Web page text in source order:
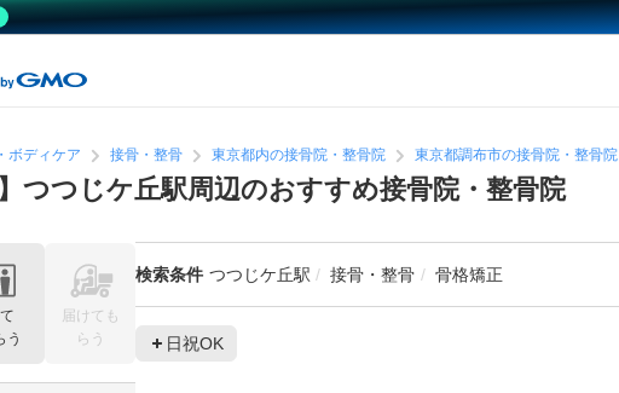
ボディケア 接骨・整骨 東京都内の接骨院・整骨院 東京都調布市の接骨院・整骨院
】つつじケ丘駅周辺のおすすめ接骨院・整骨院
検索条件 つつじケ丘駅 接骨・整骨 骨格矯正
日祝OK
う
届けても
らう